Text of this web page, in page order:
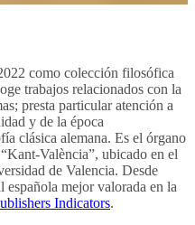
como colección filosófica
trabajos relacionados con la
presta particular atención a
y de la época
clásica alemana. Es el órgano
València”, ubicado en el
de Valencia. Desde
mejor valorada en la
Indicators.